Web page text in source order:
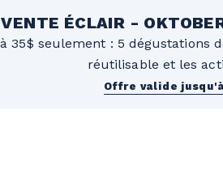
VENTE ÉCLAIR -
35$ seulement : 5 dégustations
réutilisable et les
Offre valide